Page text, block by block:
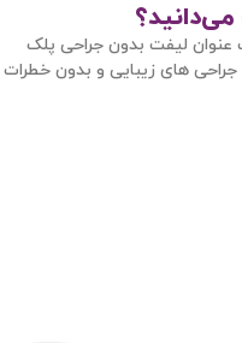
لیفت بدون جراحی پلک
های زیبایی و بدون خطرات